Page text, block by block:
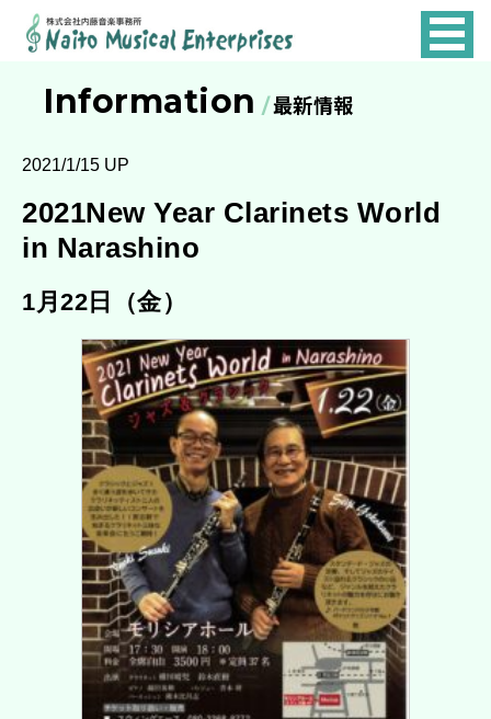
MUSICAL
ENTERPRISES
Information 最新情報
2021/1/15 UP
2021New Year Clarinets World
in Narashino
1月22日（金）